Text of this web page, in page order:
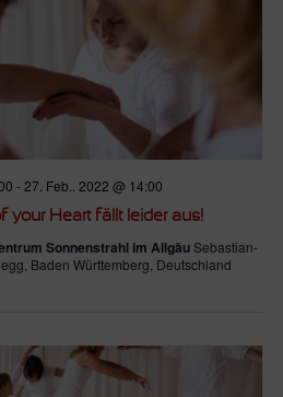
-27. Feb.. 2022 @ 14:00
your Heart fällt leider aus!
Sonnenstrahl im AllgäuSebastian-
Baden Württemberg, Deutschland